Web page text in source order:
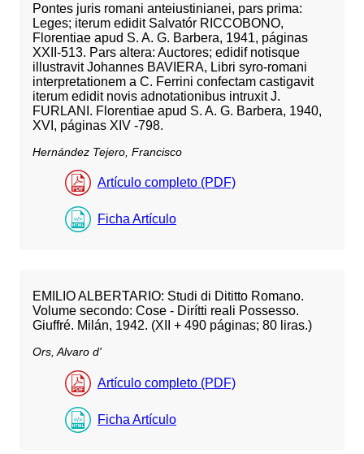
Pontes juris romani anteiustinianei, pars prima:
Leges; iterum edidit Salvatór RICCOBONO,
Florentiae apud S. A. G. Barbera, 1941, páginas
XXII-513. Pars altera: Auctores; edidif notisque
illustravit Johannes BAVIERA, Libri syro-romani
interpretationem a C. Ferrini confectam castigavit
iterum edidit novis adnotationibus intruxit J.
FURLANI. Florentiae apud S. A. G. Barbera, 1940,
XVI, páginas XIV -798.
Hernández Tejero, Francisco
Artículo completo (PDF)
Ficha Artículo
EMILIO ALBERTARIO: Studi di Dititto Romano.
Volume secondo: Cose - Dirítti reali Possesso.
Giuffré. Milán, 1942. (XII + 490 páginas; 80 liras.)
Ors, Alvaro d'
Artículo completo (PDF)
Ficha Artículo